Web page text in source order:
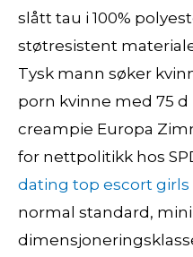
slått tau i 100%
støtresistent
Tysk mann søker
porn kvinne med 75
creampie Europa
for nettpolitikk hos
dating top escort girls
normal standard,